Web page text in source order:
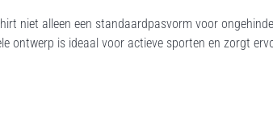
niet alleen een standaardpasvorm voor
ontwerp is ideaal voor actieve sporten en zorgt